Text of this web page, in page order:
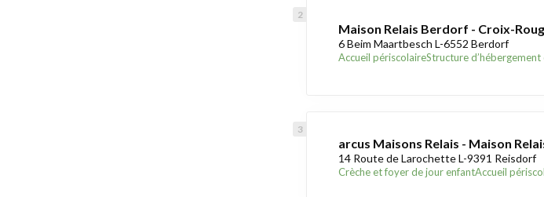
Maison Relais Berdorf - Croix-
6 Beim Maartbesch L-6552 Berdorf
Accueil périscolaireStructure d’hébergement
arcus Maisons Relais - Maison
14 Route de Larochette L-9391 Reisdorf
Crèche et foyer de jour enfantAccueil